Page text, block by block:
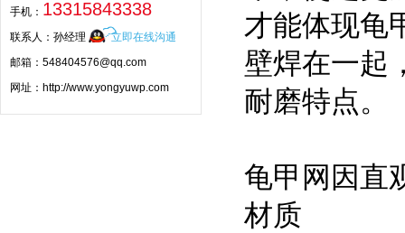
手机： 13315843338
联系人：孙经理
立即在线沟通
邮箱：548404576@qq.com
网址： http://www.yongyuwp.com
才能体现龟
壁焊在一起
龟甲网因直
材质